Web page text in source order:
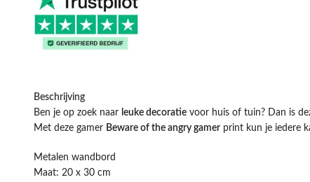
Beschrijving
Ben je op zoek naar leuke decoratie voor huis of tuin? Dan is
Met deze gamer Beware of the angry gamer print kun je iedere
Metalen wandbord
Maat: 20 x 30 cm